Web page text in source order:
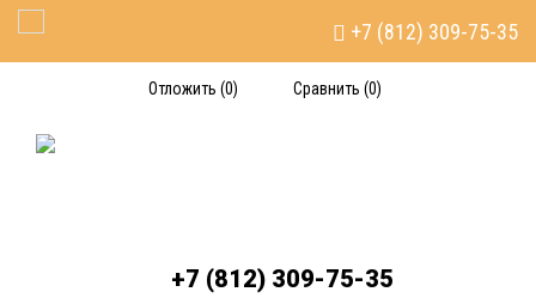
Отложить (0) Сравнить (0)
+7 (812) 309-75-35
+7 (812) 309-75-35
Toggle Navigation